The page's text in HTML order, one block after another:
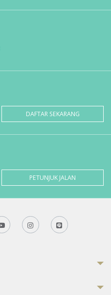
DAFTAR SEKARANG
PETUNJUK JALAN